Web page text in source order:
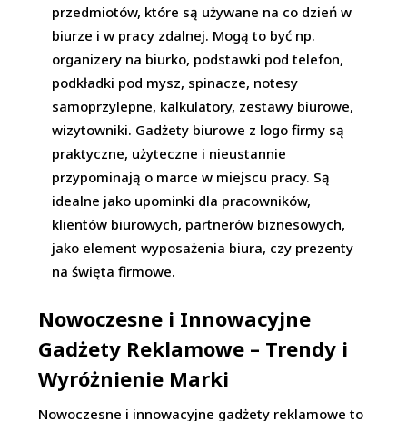
przedmiotów, które są używane na co dzień w
biurze i w pracy zdalnej. Mogą to być np.
organizery na biurko, podstawki pod telefon,
podkładki pod mysz, spinacze, notesy
samoprzylepne, kalkulatory, zestawy biurowe,
wizytowniki. Gadżety biurowe z logo firmy są
praktyczne, użyteczne i nieustannie
przypominają o marce w miejscu pracy. Są
idealne jako upominki dla pracowników,
klientów biurowych, partnerów biznesowych,
jako element wyposażenia biura, czy prezenty
na święta firmowe.
Nowoczesne i Innowacyjne
Gadżety Reklamowe – Trendy i
Wyróżnienie Marki
Nowoczesne i innowacyjne gadżety reklamowe to